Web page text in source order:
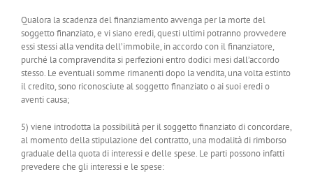
Qualora la scadenza del finanziamento avvenga per la morte del
soggetto finanziato, e vi siano eredi, questi ultimi potranno provvedere
essi stessi alla vendita dell’immobile, in accordo con il finanziatore,
purché la compravendita si perfezioni entro dodici mesi dall’accordo
stesso. Le eventuali somme rimanenti dopo la vendita, una volta estinto
il credito, sono riconosciute al soggetto finanziato o ai suoi eredi o
aventi causa;
5) viene introdotta la possibilità per il soggetto finanziato di concordare,
al momento della stipulazione del contratto, una modalità di rimborso
graduale della quota di interessi e delle spese. Le parti possono infatti
prevedere che gli interessi e le spese: